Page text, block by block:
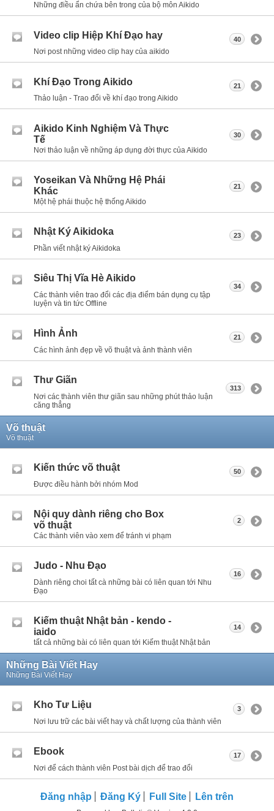
Những điều ẩn chứa bên trong của bộ môn Aikido
Video clip Hiệp Khí Đạo hay
Nơi post những video clip hay của aikido
40
Khí Đạo Trong Aikido
Thảo luận - Trao đổi về khí đạo trong Aikido
21
Aikido Kinh Nghiệm Và Thực
Tế
Nơi thảo luận về những áp dụng đời thực của Aikido
30
Yoseikan Và Những Hệ Phái
Khác
Một hệ phái thuộc hệ thống Aikido
21
Nhật Ký Aikidoka
Phần viết nhật ký Aikidoka
23
Siêu Thị Vĩa Hè Aikido
Các thành viên trao đổi các địa điểm bán dụng cụ tập
luyện và tin tức Offline
34
Hình Ảnh
Các hình ảnh đẹp về võ thuật và ảnh thành viên
21
Thư Giãn
Nơi các thành viên thư giãn sau những phút thảo luận
căng thẳng
313
Võ thuật
Võ thuật
Kiến thức võ thuật
Được điều hành bởi nhóm Mod
50
Nội quy dành riêng cho Box
võ thuật
Các thành viên vào xem để tránh vi phạm
2
Judo - Nhu Đạo
Dành riêng choi tất cà những bài có liên quan tới Nhu
Đạo
16
Kiếm thuật Nhật bản - kendo -
iaido
tất cả những bài có liên quan tới Kiếm thuật Nhật bản
14
Những Bài Viết Hay
Những Bài Viết Hay
Kho Tư Liệu
Nơi lưu trữ các bài viết hay và chất lượng của thành viên
3
Ebook
Nơi để cách thành viên Post bài dịch để trao đổi
17
Đăng nhập Đăng Ký Full Site Lên trên